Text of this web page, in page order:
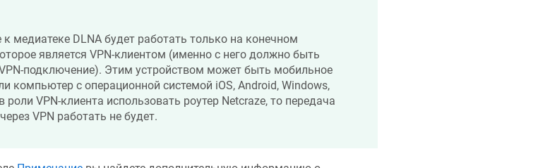
медиатеке DLNA будет работать только на конечном
является VPN-клиентом (именно с него должно быть
подключение). Этим устройством может быть мобильное
компьютер с операционной системой iOS, Android, Windows,
роли VPN-клиента использовать роутер Netcraze, то передача
VPN работать не будет.